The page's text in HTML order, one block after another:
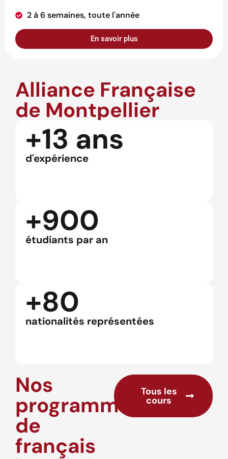
2 à 6 semaines, toute l'année
En savoir plus
Alliance Française
de Montpellier
+13 ans
d'expérience
+900
étudiants par an
+80
nationalités représentées
Nos
programmes
de
français
Tous les
cours